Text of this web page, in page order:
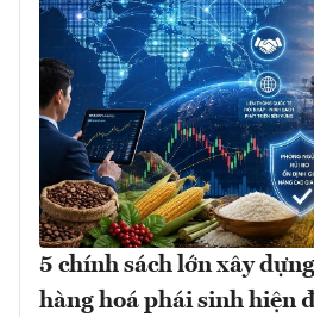
5 chính sách lớn xây
hàng hoá phái sinh hiện